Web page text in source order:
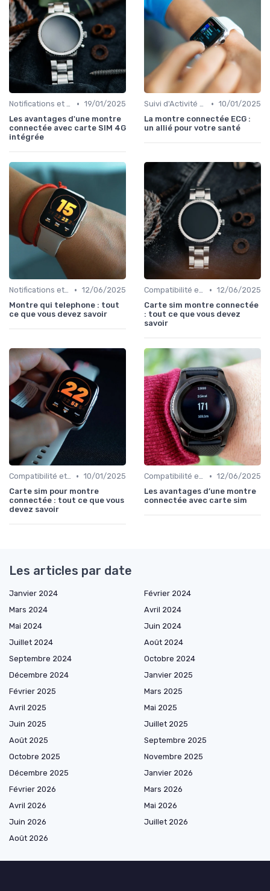
Notifications et Communications • 19/01/2025
Les avantages d'une montre
connectée avec carte SIM 4G
intégrée
Suivi d'Activité et Santé • 10/01/2025
La montre connectée ECG :
un allié pour votre santé
Notifications et Communications • 12/06/2025
Montre qui telephone : tout
ce que vous devez savoir
Compatibilité et Connectivité • 12/06/2025
Carte sim montre connectée
: tout ce que vous devez
savoir
Compatibilité et Connectivité • 10/01/2025
Carte sim pour montre
connectée : tout ce que vous
devez savoir
Compatibilité et Connectivité • 12/06/2025
Les avantages d’une montre
connectée avec carte sim
Les articles par date
Janvier 2024
Février 2024
Mars 2024
Avril 2024
Mai 2024
Juin 2024
Juillet 2024
Août 2024
Septembre 2024
Octobre 2024
Décembre 2024
Janvier 2025
Février 2025
Mars 2025
Avril 2025
Mai 2025
Juin 2025
Juillet 2025
Août 2025
Septembre 2025
Octobre 2025
Novembre 2025
Décembre 2025
Janvier 2026
Février 2026
Mars 2026
Avril 2026
Mai 2026
Juin 2026
Juillet 2026
Août 2026